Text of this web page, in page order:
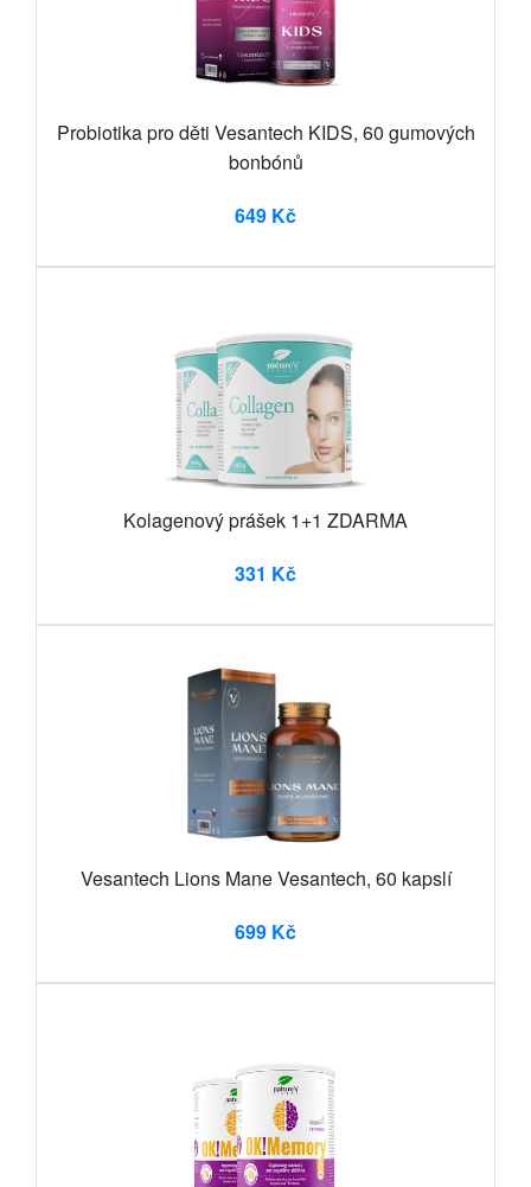
Probiotika pro děti Vesantech KIDS, 60 gumových
bonbónů
649 Kč
Kolagenový prášek 1+1 ZDARMA
331 Kč
Vesantech Lions Mane Vesantech, 60 kapslí
699 Kč